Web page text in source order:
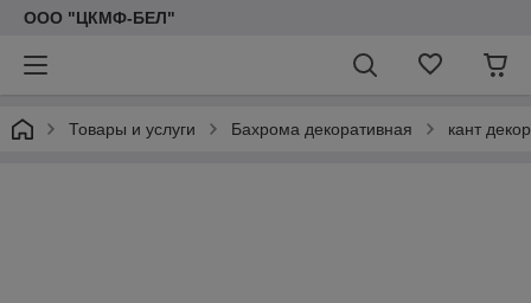
ООО "ЦКМФ-БЕЛ"
Товары и услуги Бахрома декоративная кант